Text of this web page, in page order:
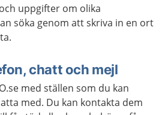
uppgifter om olika
söka genom att skriva in en ort
chatt och mejl
med ställen som du kan
med. Du kan kontakta dem